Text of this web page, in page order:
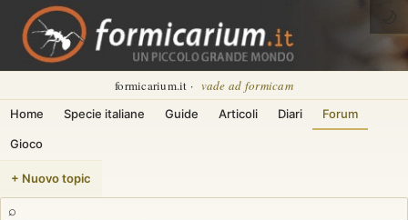
formicarium.it · vade ad formicam
Home Specie italiane Guide Articoli Diari Forum
Gioco
+ Nuovo topic
⌕
🌙